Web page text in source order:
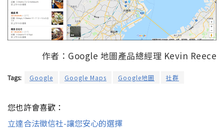
作者：Google 地圖產品總經理 Kevin Reece
Tags: Google Google Maps Google地圖 社群
您也許會喜歡：
立達合法徵信社-讓您安心的選擇